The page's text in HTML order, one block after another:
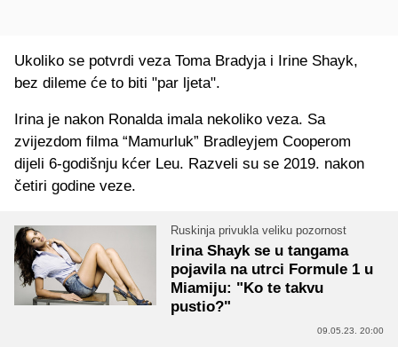
Ukoliko se potvrdi veza Toma Bradyja i Irine Shayk,
bez dileme će to biti "par ljeta".
Irina je nakon Ronalda imala nekoliko veza. Sa
zvijezdom filma “Mamurluk” Bradleyjem Cooperom
dijeli 6-godišnju kćer Leu. Razveli su se 2019. nakon
četiri godine veze.
Ruskinja privukla veliku pozornost
Irina Shayk se u tangama
pojavila na utrci Formule 1 u
Miamiju: "Ko te takvu
pustio?"
09.05.23. 20:00